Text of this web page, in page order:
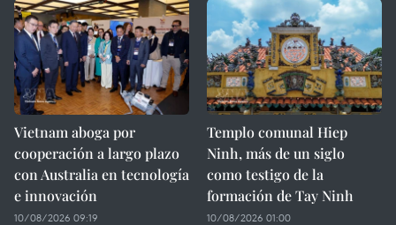
Vietnam aboga por
cooperación a largo plazo
con Australia en tecnología
e innovación
10/08/2026 09:19
Templo comunal Hiep
Ninh, más de un siglo
como testigo de la
formación de Tay Ninh
10/08/2026 01:00